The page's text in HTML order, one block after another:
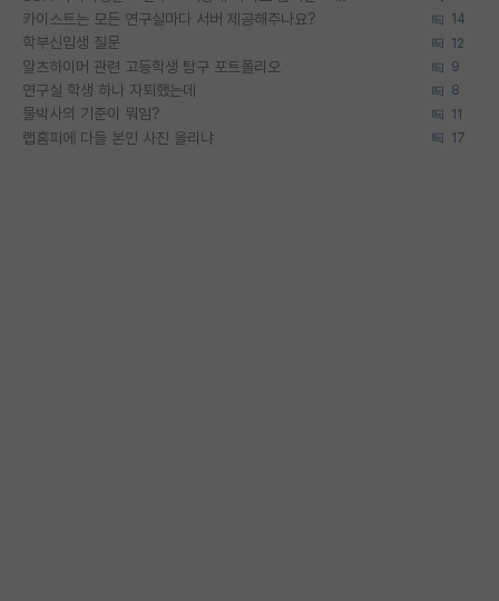
카이스트는 모든 연구실마다 서버 제공해주나요? 14
학부신입생 질문 12
알츠하이머 관련 고등학생 탐구 포트폴리오 9
연구실 학생 하나 자퇴했는데 8
물박사의 기준이 뭐임? 11
랩홈피에 다들 본인 사진 올리냐 17